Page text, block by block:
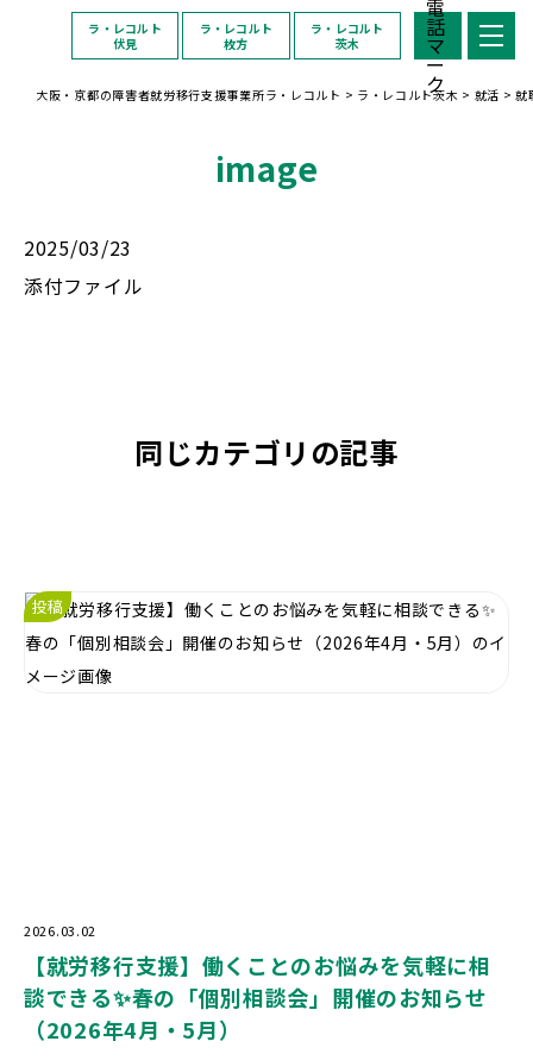
ラ・レコルト
伏見
ラ・レコルト
枚方
ラ・レコルト
茨木
大阪・京都の障害者就労移行支援事業所ラ・レコルト > ラ・レコルト茨木 > 就活 >就
image
2025/03/23
添付ファイル
同じカテゴリの記事
投稿
2026.03.02
【就労移行支援】働くことのお悩みを気軽に相
談できる✨春の「個別相談会」開催のお知らせ
（2026年4月・5月）